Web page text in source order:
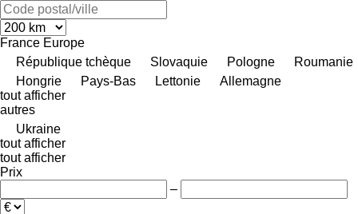
France Europe
République tchèque
Slovaquie Pologne
Roumanie
Hongrie
Pays-Bas Lettonie
Allemagne
tout afficher
autres
Ukraine
tout afficher
tout afficher
Prix
–